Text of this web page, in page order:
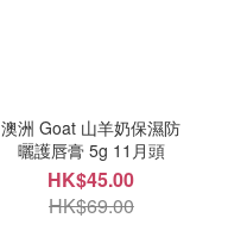
澳洲 Goat 山羊奶保濕防
曬護唇膏 5g 11月頭
HK$45.00
HK$69.00